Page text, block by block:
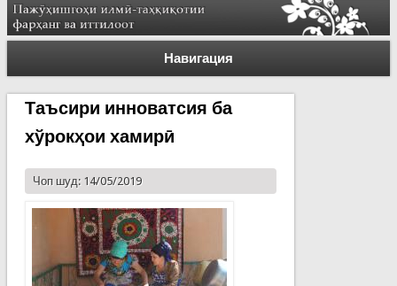
Навигация
Таъсири инноватсия ба
хўрокҳои хамирӣ
Чоп шуд: 14/05/2019